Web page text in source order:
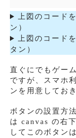
上図のコード
ン）
上図のコード
タン）
直ぐにでもゲー
ですが、スマホ
ンを用意してお
ボタンの設置方
は canvas の右
してこのボタン